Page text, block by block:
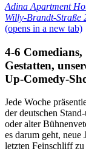
Adina Apartment
Willy-Brandt-Straße
(opens in a new tab)
4-6
Gestatten,
Up-Comedy-
Jede Woche
der deutschen
oder alter
es darum geht, neue
letzten Feinschliff zu